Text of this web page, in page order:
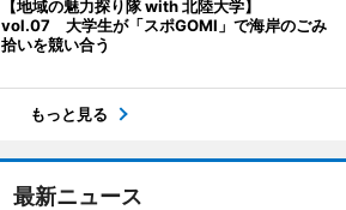
【地域の魅力探り隊 with 北陸大学】
vol.07 大学生が「スポGOMI」で海岸のごみ
拾いを競い合う
もっと見る
最新ニュース